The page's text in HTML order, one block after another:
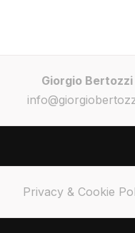
Giorgio Bertozzi
Privacy & Cookie